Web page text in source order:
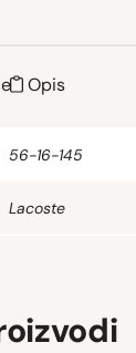
Opis
56-16-145
Lacoste